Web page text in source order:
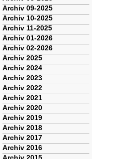
Archiv 09-2025
Archiv 10-2025
Archiv 11-2025
Archiv 01-2026
Archiv 02-2026
Archiv 2025
Archiv 2024
Archiv 2023
Archiv 2022
Archiv 2021
Archiv 2020
Archiv 2019
Archiv 2018
Archiv 2017
Archiv 2016